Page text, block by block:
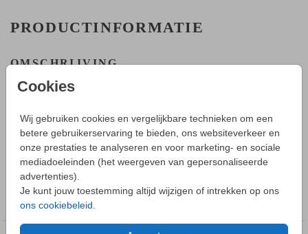
Cookies
Wij gebruiken cookies en vergelijkbare technieken om een
betere gebruikerservaring te bieden, ons websiteverkeer en
onze prestaties te analyseren en voor marketing- en sociale
mediadoeleinden (het weergeven van gepersonaliseerde
advertenties).
Je kunt jouw toestemming altijd wijzigen of intrekken op ons
ons cookiebeleid
PRODUCTINFORMATIE
OMSCHRIJVING
is voor een jongens geboortekaartje. Op alle zijden wordt folie
HOE WERKT HET?
- Maak in de editor een mooi ontwerp van dit geboortekaartje.
- Sla deze op in je account en bestel daarna een proefdruk.
- Tijdens bestellen kun je kiezen uit verschillende formaten,
papiersoorten en envelopkleuren.
- Bij je 1e proefdruk ontvang je een proefsetje van
papiersoorten en envelopkleuren.
Toon meer
COLLECTIE
Geboortekaartjes folie dubbelzijdig